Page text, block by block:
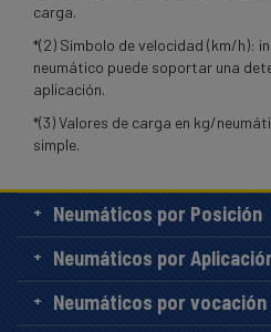
carga.
*(2) Símbolo de velocidad (km/h):
neumático puede soportar una
aplicación.
*(3) Valores de carga en kg/
simple.
Neumáticos por Posición
Neumáticos por
Neumáticos por vocación